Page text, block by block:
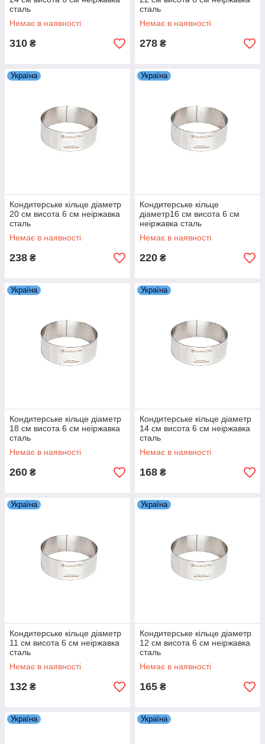
сталь
Немає в наявності
310 ₴
сталь
Немає в наявності
278 ₴
Україна
Кондитерське кільце діаметр
20 см висота 6 см неіржавка
сталь
Немає в наявності
238 ₴
Україна
Кондитерське кільце
діаметр16 см висота 6 см
неіржавка сталь
Немає в наявності
220 ₴
Україна
Кондитерське кільце діаметр
18 см висота 6 см неіржавка
сталь
Немає в наявності
260 ₴
Україна
Кондитерське кільце діаметр
14 см висота 6 см неіржавка
сталь
Немає в наявності
168 ₴
Україна
Кондитерське кільце діаметр
11 см висота 6 см неіржавка
сталь
Немає в наявності
132 ₴
Україна
Кондитерське кільце діаметр
12 см висота 6 см неіржавка
сталь
Немає в наявності
165 ₴
Україна Україна